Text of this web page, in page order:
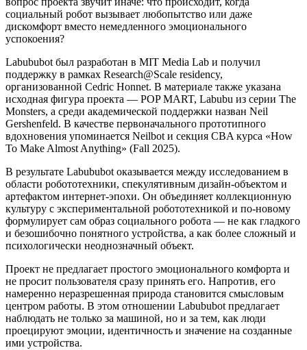
социальный робот вызывает любопытство или даже
дискомфорт вместо немедленного эмоционального
успокоения?
Labububot был разработан в MIT Media Lab и получил
поддержку в рамках Research@Scale residency,
организованной Cedric Honnet. В материале также указана
исходная фигура проекта — POP MART, Labubu из серии The
Monsters, а среди академической поддержки назван Neil
Gershenfeld. В качестве первоначального прототипного
вдохновения упоминается Neilbot и секция CBA курса «How
To Make Almost Anything» (Fall 2025).
В результате Labububot оказывается между исследованием в
области робототехники, спекулятивным дизайн-объектом и
артефактом интернет-эпохи. Он объединяет коллекционную
культуру с экспериментальной робототехникой и по-новому
формулирует сам образ социального робота — не как гладкого
и безошибочно понятного устройства, а как более сложный и
психологически неоднозначный объект.
Проект не предлагает простого эмоционального комфорта и
не просит пользователя сразу принять его. Напротив, его
намеренно неразрешенная природа становится смысловым
центром работы. В этом отношении Labububot предлагает
наблюдать не только за машиной, но и за тем, как люди
проецируют эмоции, идентичность и значение на созданные
ими устройства.